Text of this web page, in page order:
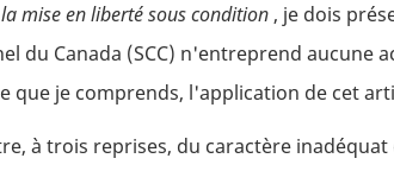
mise en liberté sous condition , je dois
du Canada (SCC) n'entreprend aucune
je comprends, l'application de cet
à trois reprises, du caractère inadéquat